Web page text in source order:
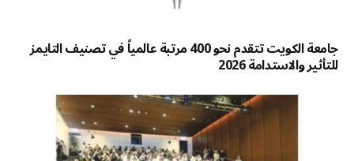
جامعة الكويت تتقدم نحو 400 مرتبة عالمياً في تصنيف التايمز
للتأثير والاستدامة 2026